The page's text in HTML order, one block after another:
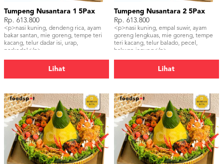
Tumpeng Nusantara 1 5Pax
Rp. 613.800
<p>nasi kuning, dendeng rica, ayam
bakar santan, mie goreng, tempe teri
kacang, telur dadar isi, urap,
perkedel</p>
Lihat
Tumpeng Nusantara 2 5Pax
Rp. 613.800
<p>nasi kuning, empal suwir, ayam
goreng lengkuas, mie goreng, tempe
teri kacang, telur balado, pecel,
bakwan jagung</p>
Lihat